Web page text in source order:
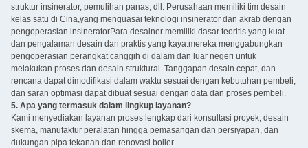
struktur insinerator, pemulihan panas, dll. Perusahaan memiliki tim desain
kelas satu di Cina,yang menguasai teknologi insinerator dan akrab dengan
pengoperasian insineratorPara desainer memiliki dasar teoritis yang kuat
dan pengalaman desain dan praktis yang kaya.mereka menggabungkan
pengoperasian perangkat canggih di dalam dan luar negeri untuk
melakukan proses dan desain struktural. Tanggapan desain cepat, dan
rencana dapat dimodifikasi dalam waktu sesuai dengan kebutuhan pembeli,
dan saran optimasi dapat dibuat sesuai dengan data dan proses pembeli.
5. Apa yang termasuk dalam lingkup layanan?
Kami menyediakan layanan proses lengkap dari konsultasi proyek, desain
skema, manufaktur peralatan hingga pemasangan dan persiyapan, dan
dukungan pipa tekanan dan renovasi boiler.